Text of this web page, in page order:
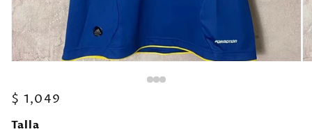
Precio
habitual
$ 1,049
Talla